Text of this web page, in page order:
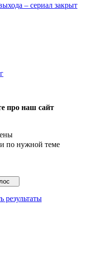
– сериал закрыт
про наш сайт
по нужной теме
результаты